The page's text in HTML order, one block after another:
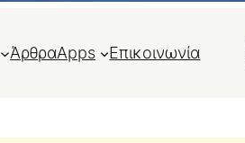
ΆρθραApps Επικοινωνία